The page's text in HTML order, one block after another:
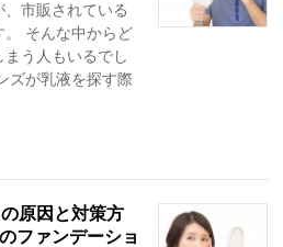
市販されている
。 そんな中からど
う人もいるでし
ズが乳液を探す際
原因と対策方
ファンデーショ